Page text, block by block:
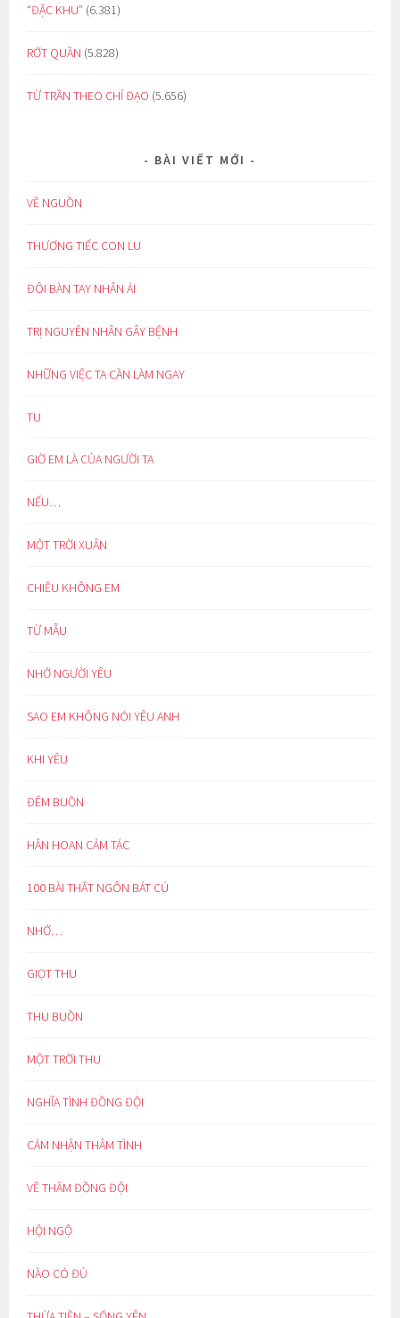
“ĐẶC KHU” (6.381)
RỚT QUẦN (5.828)
TỪ TRẦN THEO CHỈ ĐẠO (5.656)
BÀI VIẾT MỚI
VỀ NGUỒN
THƯƠNG TIẾC CON LU
ĐÔI BÀN TAY NHÂN ÁI
TRỊ NGUYÊN NHÂN GÂY BỆNH
NHỮNG VIỆC TA CẦN LÀM NGAY
TU
GIỜ EM LÀ CỦA NGƯỜI TA
NẾU…
MỘT TRỜI XUÂN
CHIỀU KHÔNG EM
TỪ MẪU
NHỚ NGƯỜI YÊU
SAO EM KHÔNG NÓI YÊU ANH
KHI YÊU
ĐÊM BUỒN
HÂN HOAN CẢM TÁC
100 BÀI THẤT NGÔN BÁT CÚ
NHỚ…
GIỌT THU
THU BUỒN
MỘT TRỜI THU
NGHĨA TÌNH ĐỒNG ĐỘI
CẢM NHẬN THÂM TÌNH
VỀ THĂM ĐỒNG ĐỘI
HỘI NGỘ
NÀO CÓ ĐỦ